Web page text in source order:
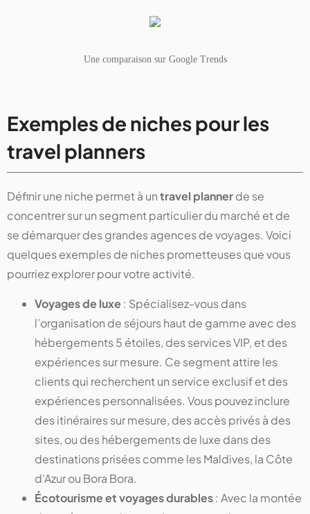
Une comparaison sur Google Trends
Exemples de niches pour les
travel planners
Définir une niche permet à untravel plannerde se
concentrer sur un segment particulier du marché et de
se démarquer des grandes agences de voyages. Voici
quelques exemples de niches prometteuses que vous
pourriez explorer pour votre activité.
Voyages de luxe: Spécialisez-vous dans
l’organisation de séjours haut de gamme avec des
hébergements 5 étoiles, des services VIP, et des
expériences sur mesure. Ce segment attire les
clients qui recherchent un service exclusif et des
expériences personnalisées. Vous pouvez inclure
des itinéraires sur mesure, des accès privés à des
sites, ou des hébergements de luxe dans des
destinations prisées comme les Maldives, la Côte
d'Azur ou Bora Bora.
Écotourisme et voyages durables: Avec la montée